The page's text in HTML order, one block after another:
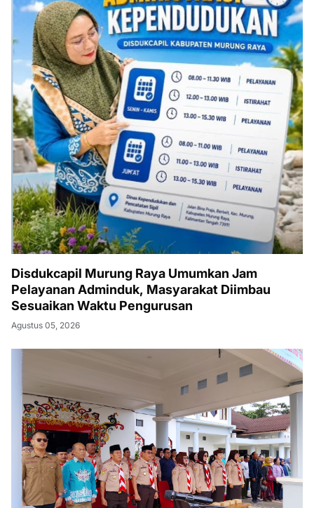
Disdukcapil Murung Raya Umumkan Jam
Pelayanan Adminduk, Masyarakat Diimbau
Sesuaikan Waktu Pengurusan
Agustus 05, 2026